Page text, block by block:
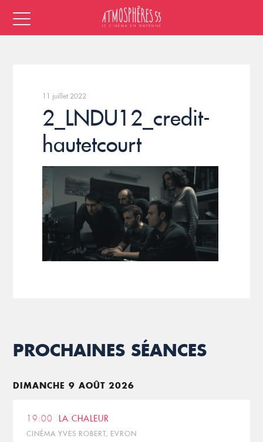
11 juillet 2022
2_LNDU12_credit-
hautetcourt
PROCHAINES SÉANCES
DIMANCHE 9 AOÛT 2026
19:00 LA CHALEUR
CINÉMA YVES ROBERT, EVRON